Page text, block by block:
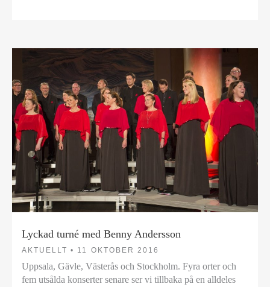
Lyckad turné med Benny Andersson
AKTUELLT • 11 OKTOBER 2016
Uppsala, Gävle, Västerås och Stockholm. Fyra orter och
fem utsålda konserter senare ser vi tillbaka på en alldeles